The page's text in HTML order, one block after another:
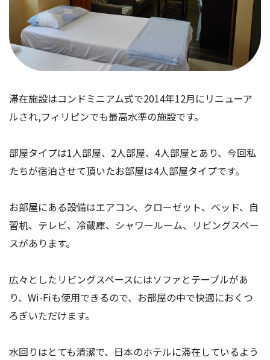
滞在施設はコンドミニアム式で2014年12月にリニューア
ルされ,フィリピンでも最高水準の施設です。
部屋タイプは1人部屋、2人部屋、4人部屋とあり、今回私
たちが宿泊させて頂いたお部屋は4人部屋タイプです。
お部屋にある設備はエアコン、クローゼット、ベッド、自
習机、テレビ、冷蔵庫、シャワールーム、リビングスペー
スがあります。
広々としたリビングスペースにはソファとテーブルがあ
り、Wi-Fiも使用できるので、お部屋の中で快適におくつ
ろぎいただけます。
水回りはとても清潔で、日本のホテルに滞在しているよう